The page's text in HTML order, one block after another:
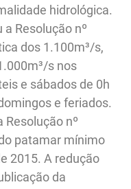
hidrológica.
Resolução nº
dos 1.100m³/s,
s nos
e sábados de 0h
e feriados.
Resolução nº
patamar mínimo
2015. A redução
da